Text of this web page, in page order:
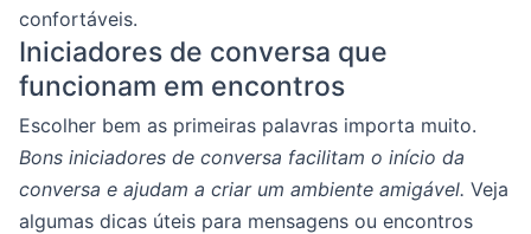
confortáveis.
Iniciadores de conversa que
funcionam em encontros
Escolher bem as primeiras palavras importa muito.
Bons iniciadores de conversa facilitam o início da
conversa e ajudam a criar um ambiente amigável. Veja
algumas dicas úteis para mensagens ou encontros